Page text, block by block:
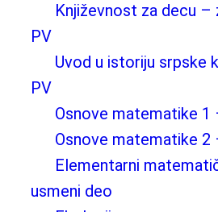
Književnost za decu –
PV
Uvod u istoriju srpske
PV
Osnove matematike 1
Osnove matematike 2
Elementarni
usmeni deo